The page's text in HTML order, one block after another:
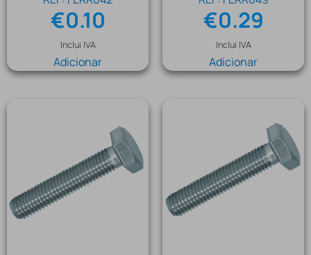
€0.10
Inclui IVA
Adicionar
€0.29
Inclui IVA
Adicionar